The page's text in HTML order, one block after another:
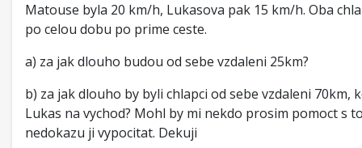
Matouse byla 20 km/h, Lukasova pak 15 km/h. Oba
po celou dobu po prime ceste.
a) za jak dlouho budou od sebe vzdaleni 25km?
b) za jak dlouho by byli chlapci od sebe vzdaleni 70km,
Lukas na vychod? Mohl by mi nekdo prosim pomoct s
nedokazu ji vypocitat. Dekuji